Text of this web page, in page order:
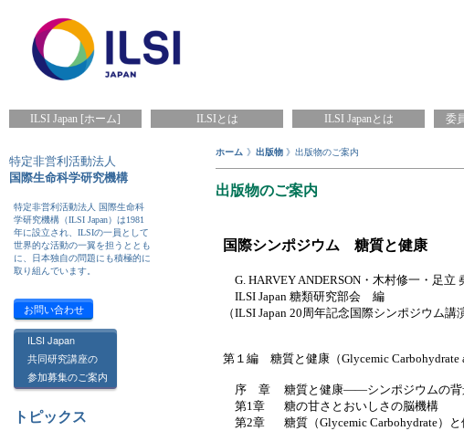
ILSI Japan [ホーム] ILSIとは ILSI Japanとは 委
特定非営利活動法人
国際生命科学研究機構
特定非営利活動法人 国際生命科
学研究機構（ILSI Japan）は1981
年に設立され、ILSIの一員として
世界的な活動の一翼を担うととも
に、日本独自の問題にも積極的に
取り組んでいます。
お問い合わせ
ILSI Japan
共同研究講座の
参加募集のご案内
トピックス
ホーム 》 出版物 》出版物のご案内
出版物のご案内
国際シンポジウム 糖質と健康
G. HARVEY ANDERSON・木村修一・足
ILSI Japan 糖類研究部会 編
（ILSI Japan 20周年記念国際シンポジウム講
第１編 糖質と健康（Glycemic Carbohydrate
序 章
糖質と健康――シンポジウムの背
第1章
糖の甘さとおいしさの脳機構
第2章
糖質（Glycemic Carbohydrate）